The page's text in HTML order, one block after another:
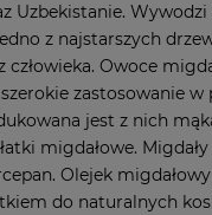
Uzbekistanie. Wywodzi
z najstarszych
człowieka. Owoce
szerokie zastosowanie
jest z nich
migdałowe.
Olejek
do naturalnych